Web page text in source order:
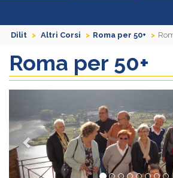
Dilit
Altri Corsi Roma per 50+
Roma per 50+